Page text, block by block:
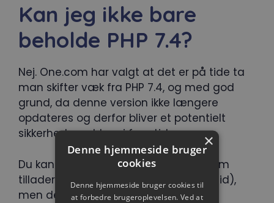
Kan jeg ikke bare
beholde PHP 7.4?
Nej. One.com har valgt at det er på tide ta
man skifter væk fra PHP 7.4, og med god
grund, da denne version ikke længere
opdateres og derfor bliver et potentielt
sikkerheds problem i fremtiden.
Du kan dog skifte til en anden host som
tillader PHP 7.4 (Vi gør, men kun i kort tid),
men det er kun en kortsigtet løsning.
×
Denne hjemmeside bruger
cookies
Denne hjemmeside bruger cookies til
at forbedre brugeroplevelsen. Ved at